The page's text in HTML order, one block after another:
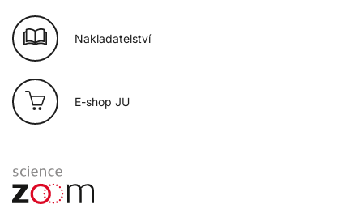
Nakladatelství
E-shop JU